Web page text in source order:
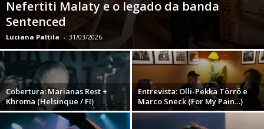
Nefertiti Malaty e o legado da banda
Sentenced
Luciana Paltila - 31/03/2026
Cobertura: Marianas Rest +
Khroma (Helsinque / FI)
Entrevista: Olli-Pekka Törrö e
Marco Sneck (For My Pain…)